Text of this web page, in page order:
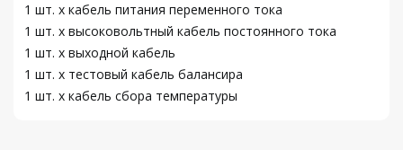
1 шт. x кабель питания переменного тока
1 шт. x высоковольтный кабель постоянного тока
1 шт. x выходной кабель
1 шт. x тестовый кабель балансира
1 шт. x кабель сбора температуры